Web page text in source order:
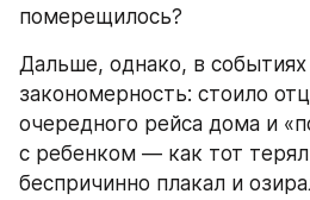
померещилось?
Дальше, однако, в
закономерность: стоило
очередного рейса дома и
с ребенком — как тот терял
беспричинно плакал и